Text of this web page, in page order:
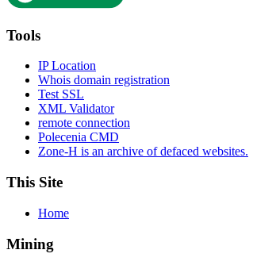
Tools
IP Location
Whois domain registration
Test SSL
XML Validator
remote connection
Polecenia CMD
Zone-H is an archive of defaced websites.
This Site
Home
Mining